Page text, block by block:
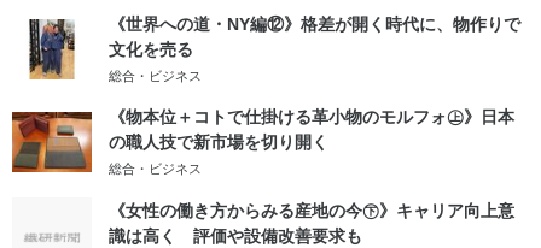
《世界への道・NY編⑫》格差が開く時代に、物作りで
文化を売る
総合・ビジネス
《物本位＋コトで仕掛ける革小物のモルフォ㊤》日本
の職人技で新市場を切り開く
総合・ビジネス
《女性の働き方からみる産地の今㊦》キャリア向上意
識は高く 評価や設備改善要求も